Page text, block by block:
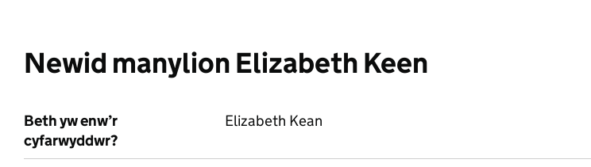
Newid manylion Elizabeth Keen
Beth yw enw’r
cyfarwyddwr?
Elizabeth Kean